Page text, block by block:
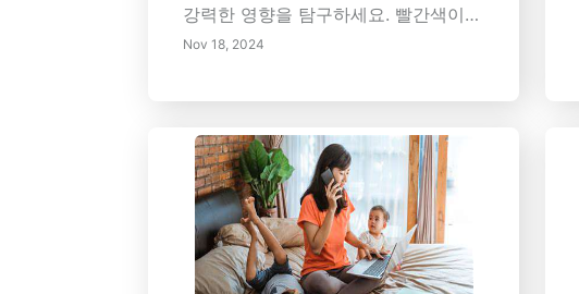
강력한 영향을 탐구하세요. 빨간색이
어떻게 열정, 흥분, 그리고 분노의 감정
징으로서의 역할, 그리고 향상된 감정
인식을 위해 일상 생활에 어떻게 통합
될 수 있는지를 배워보세요. 또한 치료
와 감정 마케팅에서 빨간색의 잠재적
응용을 발견하세요. 색채 심리학과 그
것이 기분 및 동기에 미치는 영향에 관
Nov 18, 2024